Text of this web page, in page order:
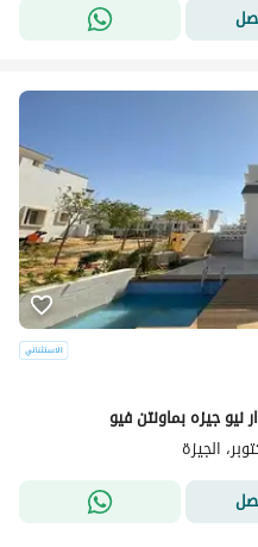
جيزه بماونتن فيو